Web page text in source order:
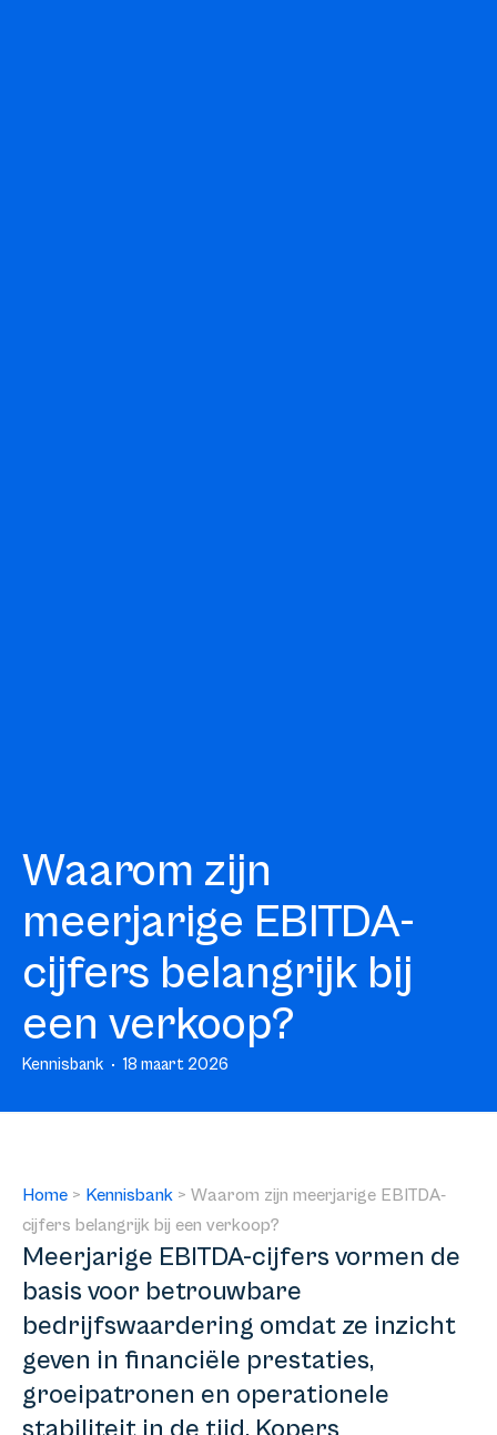
Waarom zijn
meerjarige EBITDA-
cijfers belangrijk bij
een verkoop?
Kennisbank 18 maart 2026
Home > Kennisbank > Waarom zijn meerjarige EBITDA-
cijfers belangrijk bij een verkoop?
Meerjarige EBITDA-cijfers vormen de
basis voor betrouwbare
bedrijfswaardering omdat ze inzicht
geven in financiële prestaties,
groeipatronen en operationele